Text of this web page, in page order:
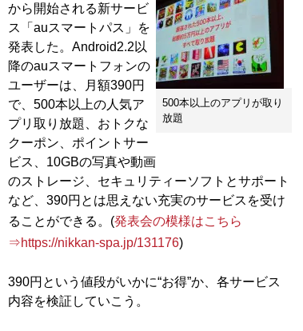
500本以上のアプリが取り
放題
から開始される新サービ
ス「auスマートパス」を
発表した。Android2.2以
降のauスマートフォンの
ユーザーは、月額390円
で、500本以上の人気ア
プリ取り放題、おトクな
クーポン、ポイントサー
ビス、10GBの写真や動画
のストレージ、セキュリティーソフトとサポート
など、390円とは思えない充実のサービスを受け
ることができる。(発表会の模様はこちら
⇒https://nikkan-spa.jp/131176)
390円という値段がいかに“お得”か、各サービス
内容を検証していこう。